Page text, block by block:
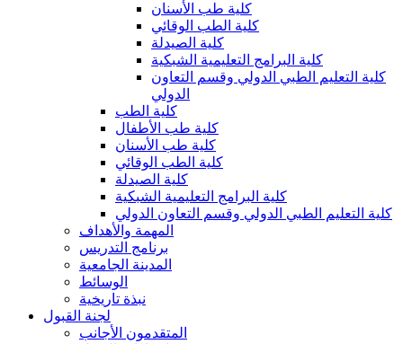
كلية طب الأسنان
كلية الطب الوقائي
كلية الصيدلة
كلية البرامج التعليمية الشبكية
كلية التعليم الطبي الدولي وقسم التعاون
الدولي
كلية الطب
كلية طب الأطفال
كلية طب الأسنان
كلية الطب الوقائي
كلية الصيدلة
كلية البرامج التعليمية الشبكية
كلية التعليم الطبي الدولي وقسم التعاون الدولي
المهمة والأهداف
برنامج التدريس
المدينة الجامعية
الوسائط
نبذة تاريخية
لجنة القبول
المتقدمون الأجانب